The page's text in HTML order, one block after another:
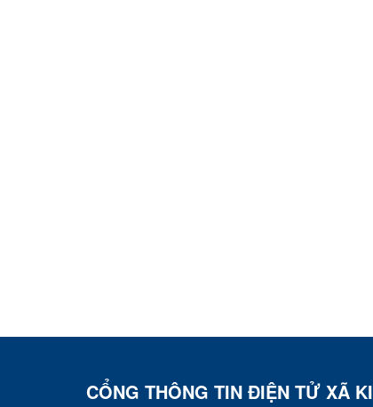
CỔNG THÔNG TIN ĐIỆN TỬ XÃ